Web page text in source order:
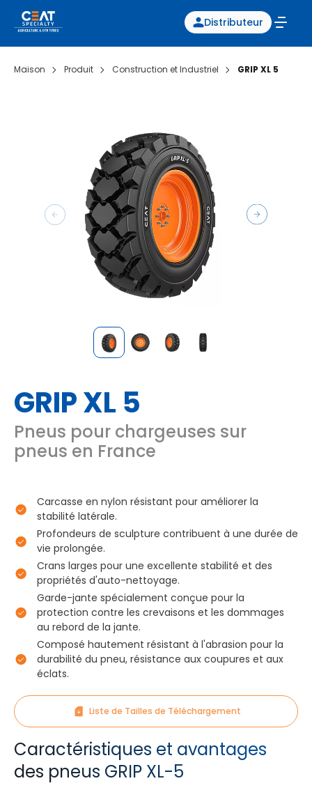
Distributeur
Maison Produit Construction et Industriel GRIP XL 5
GRIP XL 5
Pneus pour chargeuses sur
pneus en France
Carcasse en nylon résistant pour améliorer la
stabilité latérale.
Profondeurs de sculpture contribuent à une durée de
vie prolongée.
Crans larges pour une excellente stabilité et des
propriétés d'auto-nettoyage.
Garde-jante spécialement conçue pour la
protection contre les crevaisons et les dommages
au rebord de la jante.
Composé hautement résistant à l'abrasion pour la
durabilité du pneu, résistance aux coupures et aux
éclats.
Liste de Tailles de Téléchargement
Caractéristiques et avantages
des pneus GRIP XL-5